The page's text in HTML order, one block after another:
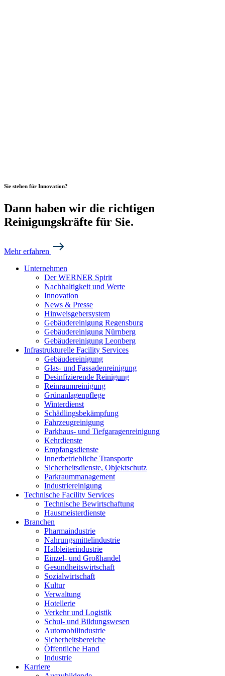
Sie stehen für Innovation?
Dann haben wir die richtigen
Reinigungskräfte für Sie.
Mehr erfahren
Unternehmen
Der WERNER Spirit
Nachhaltigkeit und Werte
Innovation
News & Presse
Hinweisgebersystem
Gebäudereinigung Regensburg
Gebäudereinigung Nürnberg
Gebäudereinigung Leonberg
Infrastrukturelle Facility Services
Gebäudereinigung
Glas- und Fassadenreinigung
Desinfizierende Reinigung
Reinraumreinigung
Grünanlagenpflege
Winterdienst
Schädlingsbekämpfung
Fahrzeugreinigung
Parkhaus- und Tiefgaragenreinigung
Kehrdienste
Empfangsdienste
Innerbetriebliche Transporte
Sicherheitsdienste, Objektschutz
Parkraummanagement
Industriereinigung
Technische Facility Services
Technische Bewirtschaftung
Hausmeisterdienste
Branchen
Pharmaindustrie
Nahrungsmittelindustrie
Halbleiterindustrie
Einzel- und Großhandel
Gesundheitswirtschaft
Sozialwirtschaft
Kultur
Verwaltung
Hotellerie
Verkehr und Logistik
Schul- und Bildungswesen
Automobilindustrie
Sicherheitsbereiche
Öffentliche Hand
Industrie
Karriere